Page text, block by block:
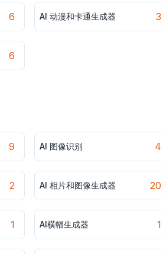
6 AI 动漫和卡通生成器 3
6
9 AI 图像识别 4
2 AI 相片和图像生成器 20
1 AI横幅生成器 1